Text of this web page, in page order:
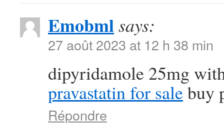
Emobmlsays:
27 août 2023 at 12 h 38 min
dipyridamole 25mg
pravastatin for sale buy
Répondre